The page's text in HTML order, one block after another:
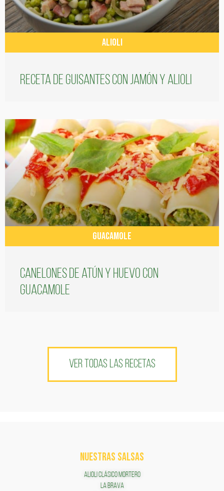
ALIOLI
Receta de guisantes con jamón y alioli
GUACAMOLE
Canelones de atún y huevo con
guacamole
VER TODAS LAS RECETAS
NUESTRAS SALSAS
ALIOLI CLÁSICO MORTERO
LA BRAVA